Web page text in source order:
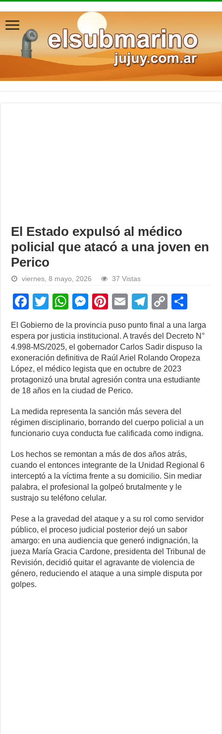
El Estado expulsó al médico
policial que atacó a una joven en
Perico
viernes, 8 mayo, 2026 37 Vistas
F
a
c
e
b
o
o
k
T
wi
tt
er
W
at
s
A
p
p
M
e
ss
e
n
g
er
Pi
er
e
st
E
ail
T
el
e
gr
a
m
C
p
y
Li
n
h
ar
e
El Gobierno de la provincia puso punto final a una larga
espera por justicia institucional. A través del Decreto N°
4.998-MS/2025, el gobernador Carlos Sadir dispuso la
exoneración definitiva de Raúl Ariel Rolando Oropeza
López, el médico legista que en octubre de 2023
protagonizó una brutal agresión contra una estudiante
de 18 años en la ciudad de Perico.
La medida representa la sanción más severa del
régimen disciplinario, borrando del cuerpo policial a un
funcionario cuya conducta fue calificada como indigna.
Los hechos se remontan a más de dos años atrás,
cuando el entonces integrante de la Unidad Regional 6
interceptó a la víctima frente a su domicilio. Sin mediar
palabra, el profesional la golpeó brutalmente y le
sustrajo su teléfono celular.
Pese a la gravedad del ataque y a su rol como servidor
público, el proceso judicial posterior dejó un sabor
amargo: en una audiencia que generó indignación, la
jueza María Gracia Cardone, presidenta del Tribunal de
Revisión, decidió quitar el agravante de violencia de
género, reduciendo el ataque a una simple disputa por
golpes.